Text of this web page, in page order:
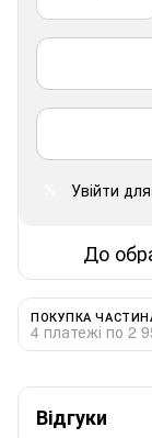
Увійти
До
ПОКУПКА
4 платежі по 2
Відгуки